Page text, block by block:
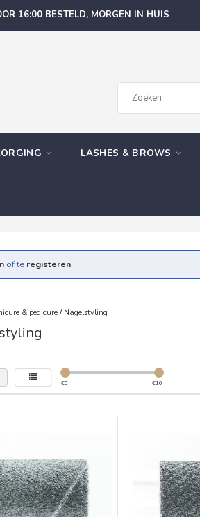
16:00 BESTELD, MORGEN IN HUIS
LASHES & BROWS
of te registeren.
& pedicure/ Nagelstyling
€0 €10